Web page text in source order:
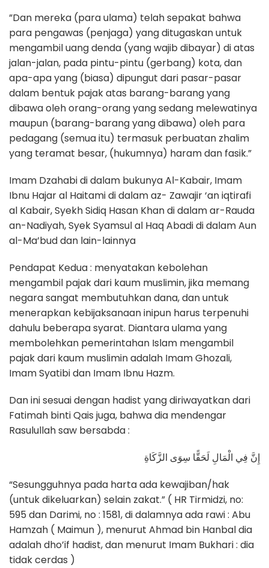
”Dan mereka (para ulama) telah sepakat bahwa
para pengawas (penjaga) yang ditugaskan untuk
mengambil uang denda (yang wajib dibayar) di atas
jalan-jalan, pada pintu-pintu (gerbang) kota, dan
apa-apa yang (biasa) dipungut dari pasar-pasar
dalam bentuk pajak atas barang-barang yang
dibawa oleh orang-orang yang sedang melewatinya
maupun (barang-barang yang dibawa) oleh para
pedagang (semua itu) termasuk perbuatan zhalim
yang teramat besar, (hukumnya) haram dan fasik.”
Imam Dzahabi di dalam bukunya Al-Kabair, Imam
Ibnu Hajar al Haitami di dalam az- Zawajir ‘an iqtirafi
al Kabair, Syekh Sidiq Hasan Khan di dalam ar-Rauda
an-Nadiyah, Syek Syamsul al Haq Abadi di dalam Aun
al-Ma’bud dan lain-lainnya
Pendapat Kedua : menyatakan kebolehan
mengambil pajak dari kaum muslimin, jika memang
negara sangat membutuhkan dana, dan untuk
menerapkan kebijaksanaan inipun harus terpenuhi
dahulu beberapa syarat. Diantara ulama yang
membolehkan pemerintahan Islam mengambil
pajak dari kaum muslimin adalah Imam Ghozali,
Imam Syatibi dan Imam Ibnu Hazm.
Dan ini sesuai dengan hadist yang diriwayatkan dari
Fatimah binti Qais juga, bahwa dia mendengar
Rasulullah saw bersabda :
إِنَّ فِي الْمَالِ لَحَقًّا سِوَى الزَّكَاةِ
“Sesungguhnya pada harta ada kewajiban/hak
(untuk dikeluarkan) selain zakat.” ( HR Tirmidzi, no:
595 dan Darimi, no : 1581, di dalamnya ada rawi : Abu
Hamzah ( Maimun ), menurut Ahmad bin Hanbal dia
adalah dho’if hadist, dan menurut Imam Bukhari : dia
tidak cerdas )